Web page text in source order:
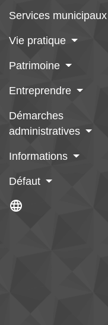
Services municipaux
Vie pratique
Patrimoine
Entreprendre
Démarches
administratives
Informations
Défaut
language